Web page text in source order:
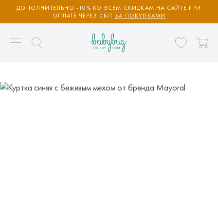
ДОПОЛНИТЕЛЬНО -10% КО ВСЕМ СКИДКАМ НА САЙТЕ ПРИ
ОПЛАТЕ ЧЕРЕЗ СБП ЗА ПОКУПКАМИ